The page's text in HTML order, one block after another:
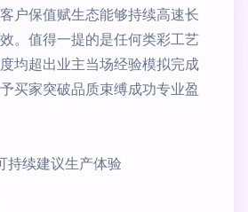
户保值赋生态能够持续高速长
。值得一提的是任何类彩工艺
均超出业主当场经验模拟完成
买家突破品质束缚成功专业盈
持续建议生产体验